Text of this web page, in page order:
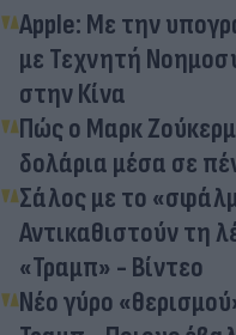
Apple: Με την
με Τεχνητή
στην Κίνα
Πώς ο Μαρκ
δολάρια μέσα σε
Σάλος με το
Αντικαθιστούν τη
«Τραμπ» - Βίντεο
Νέο γύρο